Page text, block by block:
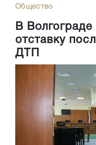
Общество
В
отставку
ДТП